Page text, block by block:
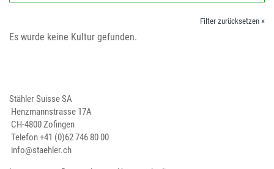
Filter zurücksetzen ×
Es wurde keine Kultur gefunden.
Stähler Suisse SA
Henzmannstrasse 17A
CH-4800 Zofingen
Telefon+41 (0)62 746 80 00
info@staehler.ch